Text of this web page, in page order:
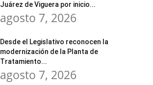
Juárez de Viguera por inicio...
agosto 7, 2026
Desde el Legislativo reconocen la
modernización de la Planta de
Tratamiento...
agosto 7, 2026